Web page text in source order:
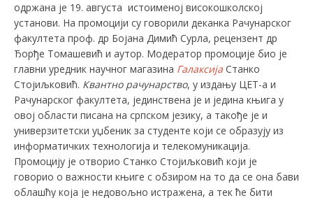
одржана је 19. августа истоименој високошколској
установи. На промоцији су говорили деканка Рачунарског
факултета проф. др Бојана Димић Сурла, рецензент др
Ђорђе Томашевић и аутор. Mодератор промоције био је
главни уредник научног магазина Галаксија Станко
Стојиљковић. Квантно рачунарство, у издању ЦЕТ-а и
Рачунарског факултета, јединствена је и једина књига у
овој области писана на српском језику, а такође је и
универзитетски уџбеник за студенте који се образују из
информатичких технологија и телекомуникација.
Промоцију је отворио Станко Стојиљковић који је
говорио о важности књиге с обзиром на то да се она бави
облашћу која је недовољно истражена, а тек ће бити